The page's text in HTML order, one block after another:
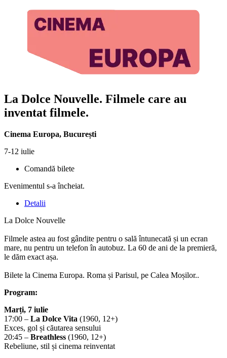
La Dolce Nouvelle. Filmele care au
inventat filmele.
Cinema Europa, București
7-12 iulie
Comandă bilete
Evenimentul s-a încheiat.
Detalii
La Dolce Nouvelle
Filmele astea au fost gândite pentru o sală întunecată și un ecran
mare, nu pentru un telefon în autobuz. La 60 de ani de la premieră,
le dăm exact așa.
Bilete la Cinema Europa. Roma și Parisul, pe Calea Moșilor..
Program:
Marți, 7 iulie
17:00 – La Dolce Vita (1960, 12+)
Exces, gol și căutarea sensului
20:45 – Breathless (1960, 12+)
Rebeliune, stil și cinema reinventat